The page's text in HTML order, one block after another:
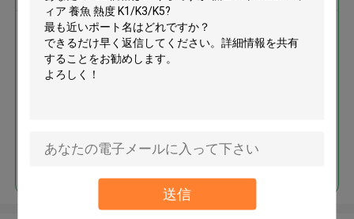
送信
低コスト Mbbr メディア 養魚 熱
度 K1/K3/K5
続行